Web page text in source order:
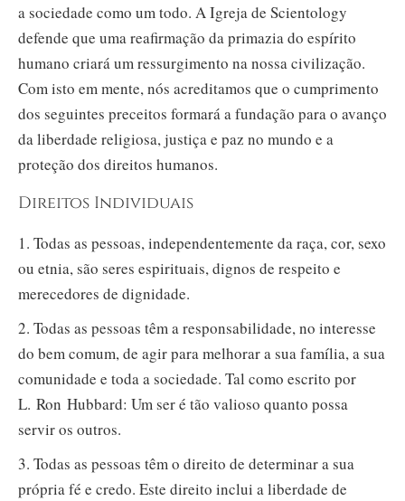
a sociedade como um todo. A Igreja de Scientology
defende que uma reafirmação da primazia do espírito
humano criará um ressurgimento na nossa civilização.
Com isto em mente, nós acreditamos que o cumprimento
dos seguintes preceitos formará a fundação para o avanço
da liberdade religiosa, justiça e paz no mundo e a
proteção dos direitos humanos.
Direitos Individuais
1. Todas as pessoas, independentemente da raça, cor, sexo
ou etnia, são seres espirituais, dignos de respeito e
merecedores de dignidade.
2. Todas as pessoas têm a responsabilidade, no interesse
do bem comum, de agir para melhorar a sua família, a sua
comunidade e toda a sociedade. Tal como escrito por
L. Ron Hubbard: Um ser é tão valioso quanto possa
servir os outros.
3. Todas as pessoas têm o direito de determinar a sua
própria fé e credo. Este direito inclui a liberdade de